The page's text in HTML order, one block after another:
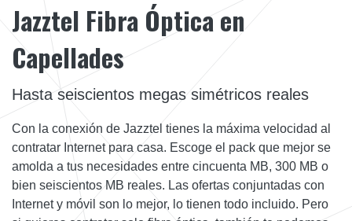
Jazztel Fibra Óptica en
Capellades
Hasta seiscientos megas simétricos reales
Con la conexión de Jazztel tienes la máxima velocidad al
contratar Internet para casa. Escoge el pack que mejor se
amolda a tus necesidades entre cincuenta MB, 300 MB o
bien seiscientos MB reales. Las ofertas conjuntadas con
Internet y móvil son lo mejor, lo tienen todo incluido. Pero